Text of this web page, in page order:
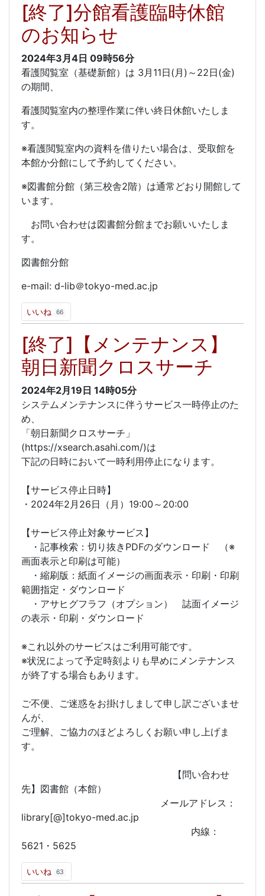
[終了]分館看護臨時休館
のお知らせ
2024年3月4日 09時56分
看護閲覧室（基礎新館）は 3月11日(月)～22日(金)
の期間、
看護閲覧室内の整理作業に伴い終日休館いたしま
す。
※看護閲覧室内の資料を借りたい場合は、受取館を
本館か分館にして予約してください。
※図書館分館（第三校舎2階）は通常どおり開館して
います。
お問い合わせは図書館分館までお願いいたしま
す。
図書館分館
e-mail: d-lib＠tokyo-med.ac.jp
いいね 66
[終了]【メンテナンス】
朝日新聞クロスサーチ
2024年2月19日 14時05分
システムメンテナンスに伴うサービス一時停止のた
め、
「朝日新聞クロスサーチ」
(https://xsearch.asahi.com/)は
下記の日時において一時利用停止になります。
【サービス停止日時】
・2024年2月26日（月）19:00～20:00
【サービス停止対象サービス】
・記事検索：切り抜きPDFのダウンロード （※
画面表示と印刷は可能）
・縮刷版：紙面イメージの画面表示・印刷・印刷
範囲指定・ダウンロード
・アサヒグフラフ（オプション） 誌面イメージ
の表示・印刷・ダウンロード
※これ以外のサービスはご利用可能です。
※状況によって予定時刻よりも早めにメンテナンス
が終了する場合もあります。
ご不便、ご迷惑をお掛けしまして申し訳ございませ
んが、
ご理解、ご協力のほどよろしくお願い申し上げま
す。
【問い合わせ
先】図書館（本館）
メールアドレス：
library[@]tokyo-med.ac.jp
内線：
5621・5625
いいね 63